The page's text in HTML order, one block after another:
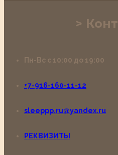
Пн-Вс с 10:00 до 19:00
+7-916-160-11-12
sleeppp.ru@yandex.ru
РЕКВИЗИТЫ